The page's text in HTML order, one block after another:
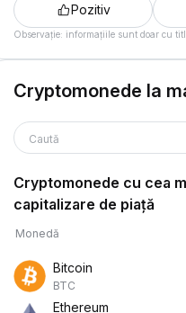
Pozitiv
Observație: informațiile sunt doar cu
Cryptomonede la
Caută
Cryptomonede cu cea
capitalizare de piață
Monedă
Bitcoin
BTC
Ethereum